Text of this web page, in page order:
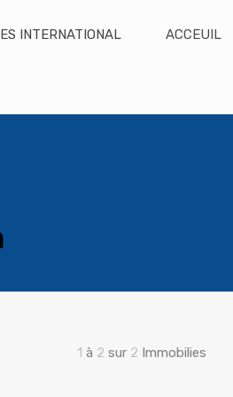
ACCEUIL
1 à 2 sur 2 Immobilies